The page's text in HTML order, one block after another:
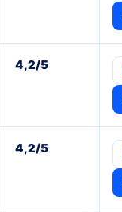
4,2/5
4,2/5